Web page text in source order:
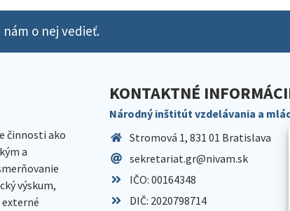
o nej vedieť.
činnosti ako
a
výskum,
KONTAKTNÉ
Národný inštitút vzdelávania a
Stromová 1, 831 01 Bratislava
sekretariat.gr@nivam.sk
IČO: 00164348
DIČ: 2020798714